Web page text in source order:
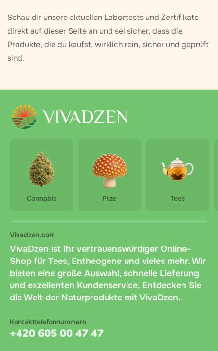
Schau dir unsere aktuellen Labortests und Zertifikate
direkt auf dieser Seite an und sei sicher, dass die
Produkte, die du kaufst, wirklich rein, sicher und geprüft
sind.
Cannabis Pilze Tees
Vivadzen.com
VivaDzen ist Ihr vertrauenswürdiger Online-
Shop für Tees, Entheogene und vieles mehr. Wir
bieten eine große Auswahl, schnelle Lieferung
und exzellenten Kundenservice. Entdecken Sie
die Welt der Naturprodukte mit VivaDzen.
Kontakttelefonnummern
+420 605 00 47 47